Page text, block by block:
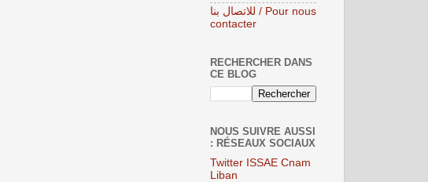
للاتصال بنا / Pour nous
contacter
RECHERCHER DANS
CE BLOG
NOUS SUIVRE AUSSI
: RÉSEAUX SOCIAUX
Twitter ISSAE Cnam
Liban